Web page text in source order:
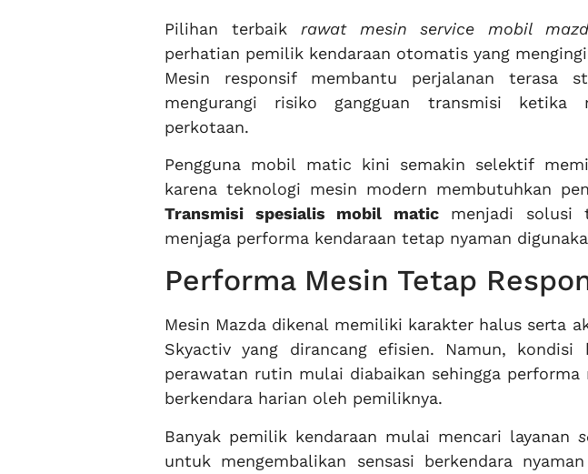
Pilihan terbaik rawat mesin service mobil
perhatian pemilik kendaraan otomatis yang
Mesin responsif membantu perjalanan terasa
mengurangi risiko gangguan transmisi ketika
perkotaan.
Pengguna mobil matic kini semakin selektif
karena teknologi mesin modern membutuhkan
Transmisi spesialis mobil maticmenjadi solusi
menjaga performa kendaraan tetap nyaman
Performa Mesin Tetap
Mesin Mazda dikenal memiliki karakter halus serta
Skyactiv yang dirancang efisien. Namun, kondisi
perawatan rutin mulai diabaikan sehingga
berkendara harian oleh pemiliknya.
Banyak pemilik kendaraan mulai mencari layanan
untuk mengembalikan sensasi berkendara